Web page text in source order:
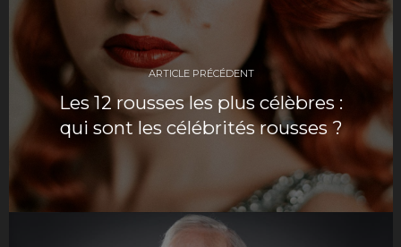
Navigation
de
l’article
ARTICLE PRÉCÉDENT
Les 12 rousses les plus célèbres :
qui sont les célébrités rousses ?